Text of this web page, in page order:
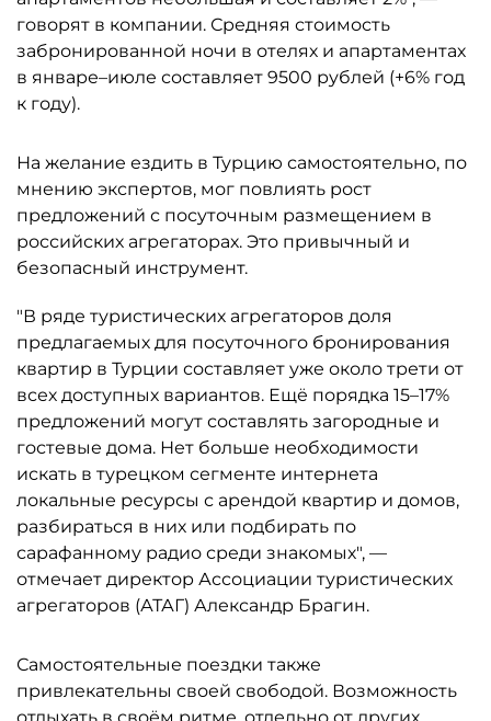
говорят в компании. Средняя стоимость
забронированной ночи в отелях и апартаментах
в январе–июле составляет 9500 рублей (+6% год
к году).
На желание ездить в Турцию самостоятельно, по
мнению экспертов, мог повлиять рост
предложений с посуточным размещением в
российских агрегаторах. Это привычный и
безопасный инструмент.
"В ряде туристических агрегаторов доля
предлагаемых для посуточного бронирования
квартир в Турции составляет уже около трети от
всех доступных вариантов. Ещё порядка 15–17%
предложений могут составлять загородные и
гостевые дома. Нет больше необходимости
искать в турецком сегменте интернета
локальные ресурсы с арендой квартир и домов,
разбираться в них или подбирать по
сарафанному радио среди знакомых", —
отмечает директор Ассоциации туристических
агрегаторов (АТАГ) Александр Брагин.
Самостоятельные поездки также
привлекательны своей свободой. Возможность